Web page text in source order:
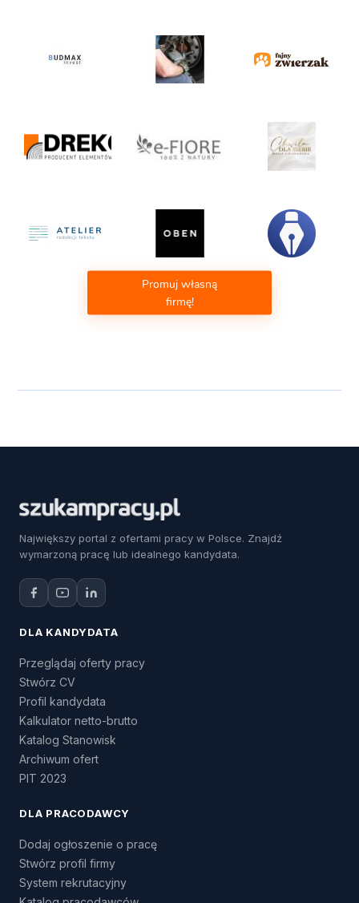
Promuj własną
firmę!
Największy portal z ofertami pracy w Polsce. Znajdź
wymarzoną pracę lub idealnego kandydata.
DLA KANDYDATA
Przeglądaj oferty pracy
Stwórz CV
Profil kandydata
Kalkulator netto-brutto
Katalog Stanowisk
Archiwum ofert
PIT 2023
DLA PRACODAWCY
Dodaj ogłoszenie o pracę
Stwórz profil firmy
System rekrutacyjny